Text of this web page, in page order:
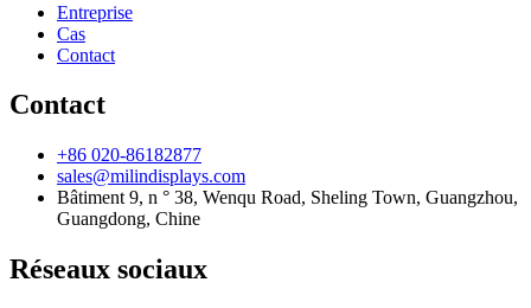
Entreprise
Cas
Contact
Contact
+86 020-86182877
sales@milindisplays.com
Bâtiment 9, n ° 38, Wenqu Road, Sheling Town, Guangzhou,
Guangdong, Chine
Réseaux sociaux